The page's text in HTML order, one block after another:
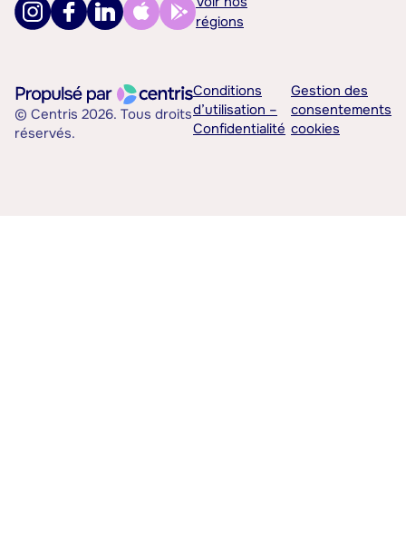
régions
© Centris 2026. Tous droits
réservés.
Conditions
d’utilisation –
Confidentialité
Gestion des
consentements
cookies